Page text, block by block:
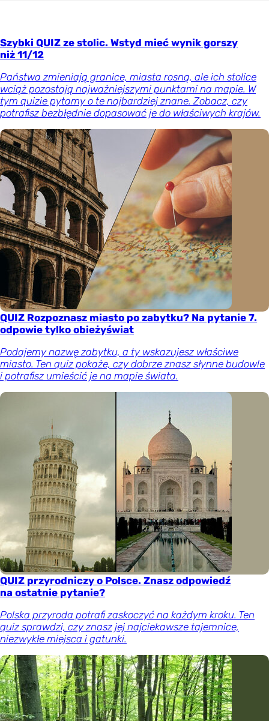
Szybki QUIZ ze stolic. Wstyd mieć wynik gorszy
niż 11/12
Państwa zmieniają granice, miasta rosną, ale ich stolice
wciąż pozostają najważniejszymi punktami na mapie. W
tym quizie pytamy o te najbardziej znane. Zobacz, czy
potrafisz bezbłędnie dopasować je do właściwych krajów.
QUIZ Rozpoznasz miasto po zabytku? Na pytanie 7.
odpowie tylko obieżyświat
Podajemy nazwę zabytku, a ty wskazujesz właściwe
miasto. Ten quiz pokaże, czy dobrze znasz słynne budowle
i potrafisz umieścić je na mapie świata.
QUIZ przyrodniczy o Polsce. Znasz odpowiedź
na ostatnie pytanie?
Polska przyroda potrafi zaskoczyć na każdym kroku. Ten
quiz sprawdzi, czy znasz jej najciekawsze tajemnice,
niezwykłe miejsca i gatunki.